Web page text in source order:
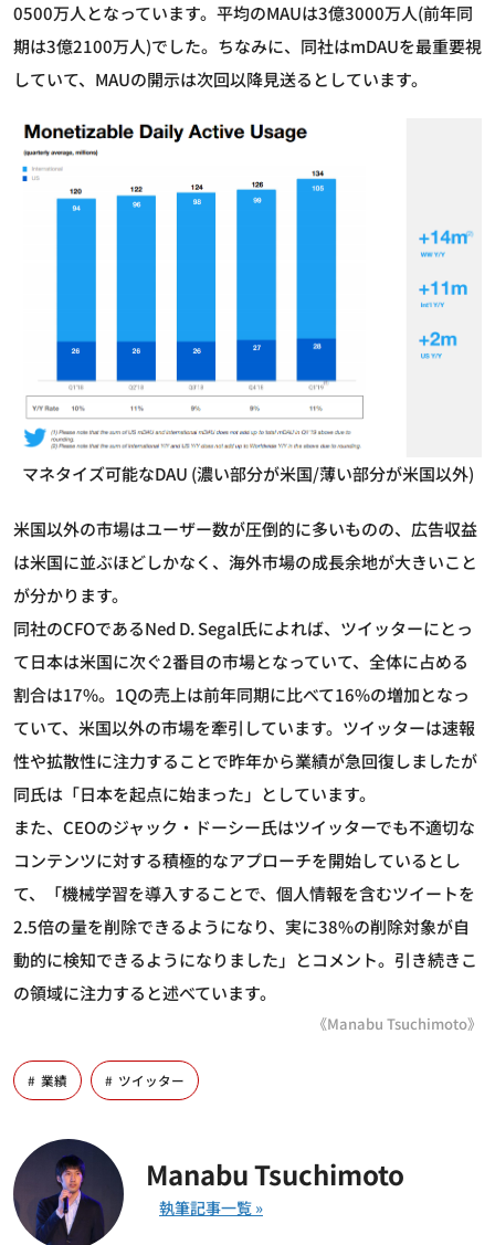
0500万人となっています。平均のMAUは3億3000万人(前年同
期は3億2100万人)でした。ちなみに、同社はmDAUを最重要視
していて、MAUの開示は次回以降見送るとしています。
マネタイズ可能なDAU (濃い部分が米国/薄い部分が米国以外)
米国以外の市場はユーザー数が圧倒的に多いものの、広告収益
は米国に並ぶほどしかなく、海外市場の成長余地が大きいこと
が分かります。
同社のCFOであるNed D. Segal氏によれば、ツイッターにとっ
て日本は米国に次ぐ2番目の市場となっていて、全体に占める
割合は17%。1Qの売上は前年同期に比べて16%の増加となっ
ていて、米国以外の市場を牽引しています。ツイッターは速報
性や拡散性に注力することで昨年から業績が急回復しましたが
同氏は「日本を起点に始まった」としています。
また、CEOのジャック・ドーシー氏はツイッターでも不適切な
コンテンツに対する積極的なアプローチを開始しているとし
て、「機械学習を導入することで、個人情報を含むツイートを
2.5倍の量を削除できるようになり、実に38%の削除対象が自
動的に検知できるようになりました」とコメント。引き続きこ
の領域に注力すると述べています。
《Manabu Tsuchimoto》
業績 ツイッター
Manabu Tsuchimoto